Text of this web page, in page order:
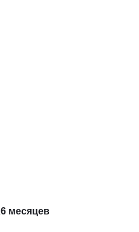
6 месяцев